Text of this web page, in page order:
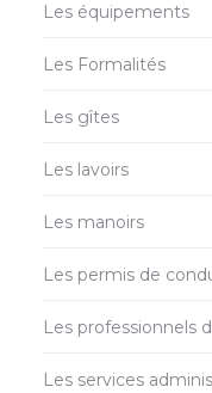
Les équipements
Les Formalités
Les gîtes
Les lavoirs
Les manoirs
Les permis de
Les professionnels
Les services